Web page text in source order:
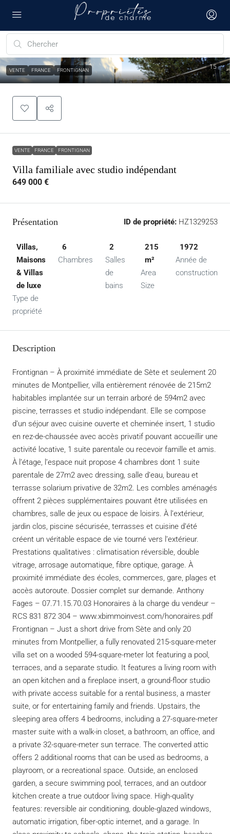
15
VENTE FRANCE FRONTIGNAN
VENTE FRANCE FRONTIGNAN
Villa familiale avec studio indépendant
649 000 €
Présentation ID de propriété: HZ1329253
Villas,
Maisons
& Villas
de luxe
Type de
propriété
6
Chambres
2
Salles
de
bains
215
m²
Area
Size
1972
Année de
construction
Description
Frontignan – À proximité immédiate de Sète et seulement 20
minutes de Montpellier, villa entièrement rénovée de 215m2
habitables implantée sur un terrain arboré de 594m2 avec
piscine, terrasses et studio indépendant. Elle se compose
d’un séjour avec cuisine ouverte et cheminée insert, 1 studio
en rez-de-chaussée avec accès privatif pouvant accueillir une
activité locative, 1 suite parentale ou recevoir famille et amis.
À l’étage, l’espace nuit propose 4 chambres dont 1 suite
parentale de 27m2 avec dressing, salle d’eau, bureau et
terrasse solarium privative de 32m2. Les combles aménagés
offrent 2 pièces supplémentaires pouvant être utilisées en
chambres, salle de jeux ou espace de loisirs. À l’extérieur,
jardin clos, piscine sécurisée, terrasses et cuisine d’été
créent un véritable espace de vie tourné vers l’extérieur.
Prestations qualitatives : climatisation réversible, double
vitrage, arrosage automatique, fibre optique, garage. À
proximité immédiate des écoles, commerces, gare, plages et
accès autoroute. Dossier complet sur demande. Anthony
Fages – 07.71.15.70.03 Honoraires à la charge du vendeur –
RCS 831 872 304 – www.xbimmoinvest.com/honoraires.pdf
Frontignan – Just a short drive from Sète and only 20
minutes from Montpellier, a fully renovated 215-square-meter
villa set on a wooded 594-square-meter lot featuring a pool,
terraces, and a separate studio. It features a living room with
an open kitchen and a fireplace insert, a ground-floor studio
with private access suitable for a rental business, a master
suite, or for entertaining family and friends. Upstairs, the
sleeping area offers 4 bedrooms, including a 27-square-meter
master suite with a walk-in closet, a bathroom, an office, and
a private 32-square-meter sun terrace. The converted attic
offers 2 additional rooms that can be used as bedrooms, a
playroom, or a recreational space. Outside, an enclosed
garden, a secure swimming pool, terraces, and an outdoor
kitchen create a true outdoor living space. High-quality
features: reversible air conditioning, double-glazed windows,
automatic irrigation, fiber-optic internet, and a garage. In